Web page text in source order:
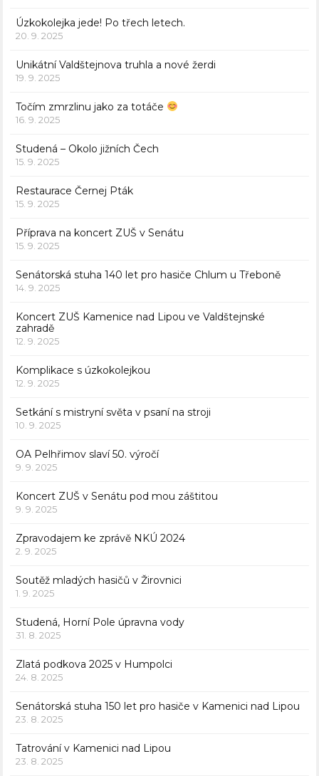
Úzkokolejka jede! Po třech letech.
20. 9. 2025
Unikátní Valdštejnova truhla a nové žerdi
19. 9. 2025
Točím zmrzlinu jako za totáče
16. 9. 2025
Studená – Okolo jižních Čech
15. 9. 2025
Restaurace Černej Pták
15. 9. 2025
Příprava na koncert ZUŠ v Senátu
15. 9. 2025
Senátorská stuha 140 let pro hasiče Chlum u Třeboně
14. 9. 2025
Koncert ZUŠ Kamenice nad Lipou ve Valdštejnské
zahradě
12. 9. 2025
Komplikace s úzkokolejkou
12. 9. 2025
Setkání s mistryní světa v psaní na stroji
10. 9. 2025
OA Pelhřimov slaví 50. výročí
9. 9. 2025
Koncert ZUŠ v Senátu pod mou záštitou
9. 9. 2025
Zpravodajem ke zprávě NKÚ 2024
2. 9. 2025
Soutěž mladých hasičů v Žirovnici
1. 9. 2025
Studená, Horní Pole úpravna vody
31. 8. 2025
Zlatá podkova 2025 v Humpolci
24. 8. 2025
Senátorská stuha 150 let pro hasiče v Kamenici nad Lipou
23. 8. 2025
Tatrování v Kamenici nad Lipou
23. 8. 2025